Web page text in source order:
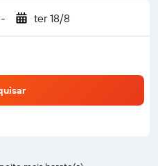
- ter 18/8